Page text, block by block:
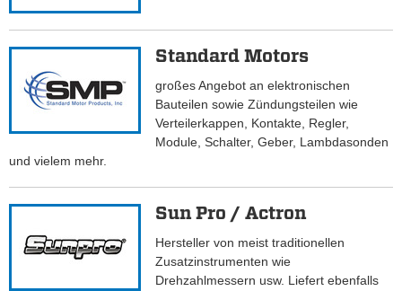
Standard Motors
großes Angebot an elektronischen
Bauteilen sowie Zündungsteilen wie
Verteilerkappen, Kontakte, Regler,
Module, Schalter, Geber, Lambdasonden
und vielem mehr.
Sun Pro / Actron
Hersteller von meist traditionellen
Zusatzinstrumenten wie
Drehzahlmessern usw. Liefert ebenfalls